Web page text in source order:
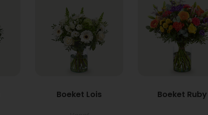
Boeket Lois Boeket Ruby